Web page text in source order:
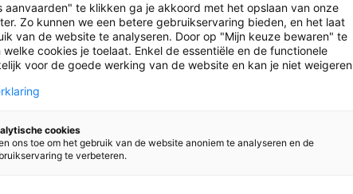
Over de familie Belhaj vanaf de jaren
Franse editie.
aanvaarden" te klikken ga je akkoord met het opslaan van onze
Zo kunnen we een betere gebruikservaring bieden, en het laat
van de website te analyseren. Door op "Mijn keuze bewaren" te
cookies je toelaat. Enkel de essentiële en de functionele
voor de goede werking van de website en kan je niet weigeren
cookies
ons toe om het gebruik van de website anoniem te analyseren en de
te verbeteren.